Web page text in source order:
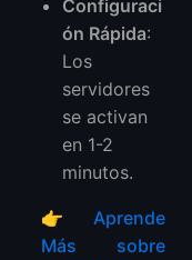
Configuraci
ón Rápida:
Los
servidores
se activan
en 1-2
minutos.
👉 Aprende
Más sobre